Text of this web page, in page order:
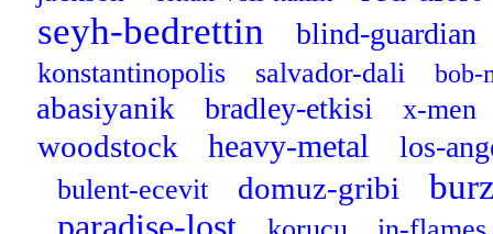
seyh-bedrettin blind-guardian
konstantinopolis salvador-dali bob-
abasiyanik bradley-etkisi x-men
woodstock heavy-metal los-
bulent-ecevit domuz-gribi